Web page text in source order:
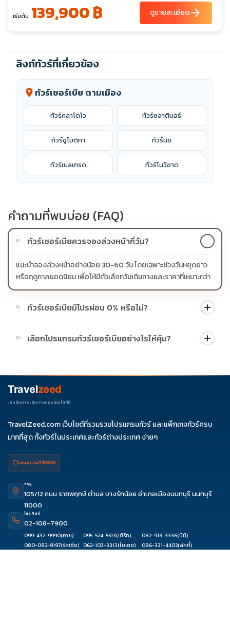
เริ่มต้น 139,900 ฿ ดูรายละเอียดarrow_forward
ลิงก์ทัวร์ที่เกี่ยวข้อง
location_on ทัวร์เซอร์เบีย ตามเมือง
ทัวร์คลาโดโว ทัวร์ซลาติบอร์
ทัวร์ซูโบติกา ทัวร์นิช
ทัวร์เบลเกรด ทัวร์โนวีซาด
คำถามที่พบบ่อย (FAQ)
01 ทัวร์เซอร์เบียควรจองล่วงหน้ากี่วัน?
แนะนำจองล่วงหน้าอย่างน้อย 30-60 วัน โดยเฉพาะช่วงวันหยุดยาว
หรือฤดูกาลยอดนิยม เพื่อให้มีตัวเลือกวันเดินทางและราคาที่เหมาะกว่า
02 ทัวร์เซอร์เบียมีโปรผ่อน 0% หรือไม่?
บางโปรแกรมมีโปรผ่อน 0% หรือโปรโมชั่นบัตรเครดิตตามเงื่อนไขที่
บริษัทกำหนด สามารถดูสัญลักษณ์โปรโมชั่นในรายการทัวร์แต่ละ
03 เลือกโปรแกรมทัวร์เซอร์เบียอย่างไรให้คุ้ม?
ช่วงราคา ไม่ควรเทียบจากราคาต่ำสุดเพียงอย่างเดียว
จองผ่านแชท จองผ่านไลน์
Travelzeed
เริ่มต้นการเดินทางของคุณได้ที่นี่
TravelZeed.com เว็บไซต์ที่รวมรวมโปรแกรมทัวร์ และแพ็กเกจทัวร์ครบ
มากที่สุด ทั้งทัวร์ในประเทศและทัวร์ต่างประเทศ ง่ายๆ
ใบอนุญาต เลขที่ 11/08038
ที่อยู่
105/12 ถนน ราชพฤกษ์ ตำบล บางรักน้อย อำเภอเมืองนนทบุรี นนทบุรี
11000
โทรศัพท์
02-108-7900
099-432-9990(อาย) 095-524-5513(เติร์ก) 082-913-3336(นินิ)
080-082-9197(รัสเซีย) 062-103-3313(ใบเตย) 086-331-4402(ลัคกี้)